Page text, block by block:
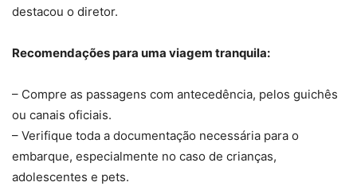
destacou o diretor.
Recomendações para uma viagem tranquila:
– Compre as passagens com antecedência, pelos guichês
ou canais oficiais.
– Verifique toda a documentação necessária para o
embarque, especialmente no caso de crianças,
adolescentes e pets.